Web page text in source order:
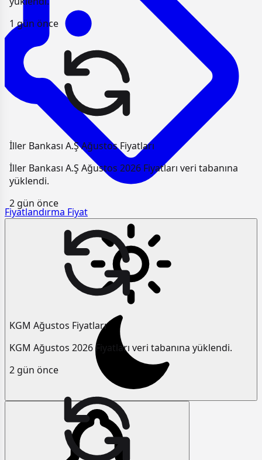
Fiyatlandırma Fiyat
1 gün önce
İller Bankası A.Ş Ağustos Fiyatları
İller Bankası A.Ş Ağustos 2026 Fiyatları veri tabanına
yüklendi.
2 gün önce
KGM Ağustos Fiyatları
KGM Ağustos 2026 Fiyatları veri tabanına yüklendi.
2 gün önce